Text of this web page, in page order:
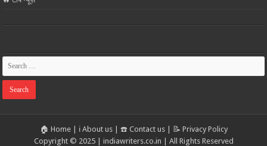
🏠 Home| ℹ️ About us| ☎️ Contact us| 📝 Privacy Policy
Copyright © 2025 | indiawriters.co.in | All Rights Reserved